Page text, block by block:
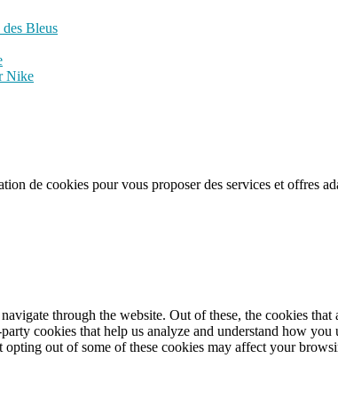
Bleus
Nike
de cookies pour vous proposer des services et offres
through the website. Out of these, the cookies that
cookies that help us analyze and understand how
out of some of these cookies may affect your